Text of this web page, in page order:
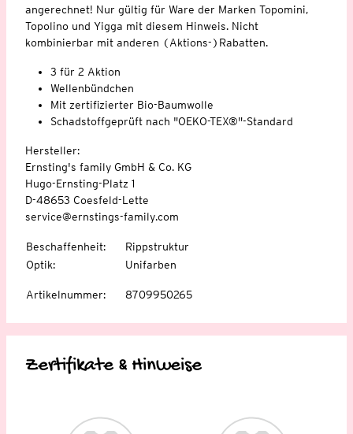
angerechnet! Nur gültig für Ware der Marken Topomini,
Topolino und Yigga mit diesem Hinweis. Nicht
kombinierbar mit anderen (Aktions-)Rabatten.
3 für 2 Aktion
Wellenbündchen
Mit zertifizierter Bio-Baumwolle
Schadstoffgeprüft nach "OEKO-TEX®"-Standard
Hersteller:
Ernsting's family GmbH & Co. KG
Hugo-Ernsting-Platz 1
D-48653 Coesfeld-Lette
service@ernstings-family.com
Beschaffenheit:
Rippstruktur
Optik: Unifarben
Artikelnummer: 8709950265
Zertifikate & Hinweise